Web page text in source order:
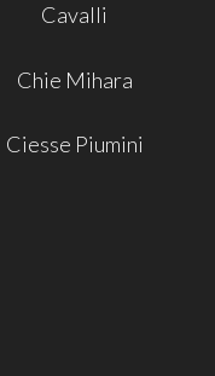
Cavalli
Chie Mihara
Ciesse Piumini